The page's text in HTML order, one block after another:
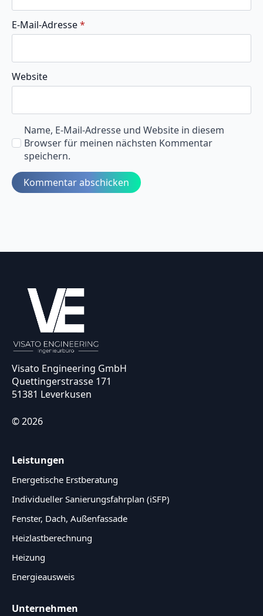
E-Mail-Adresse*
Website
Name, E-Mail-Adresse und Website in diesem
Browser für meinen nächsten Kommentar
speichern.
Visato Engineering GmbH
Quettingerstrasse 171
51381 Leverkusen
© 2026
Leistungen
Energetische Erstberatung
Individueller Sanierungsfahrplan (iSFP)
Fenster, Dach, Außenfassade
Heizlastberechnung
Heizung
Energieausweis
Unternehmen